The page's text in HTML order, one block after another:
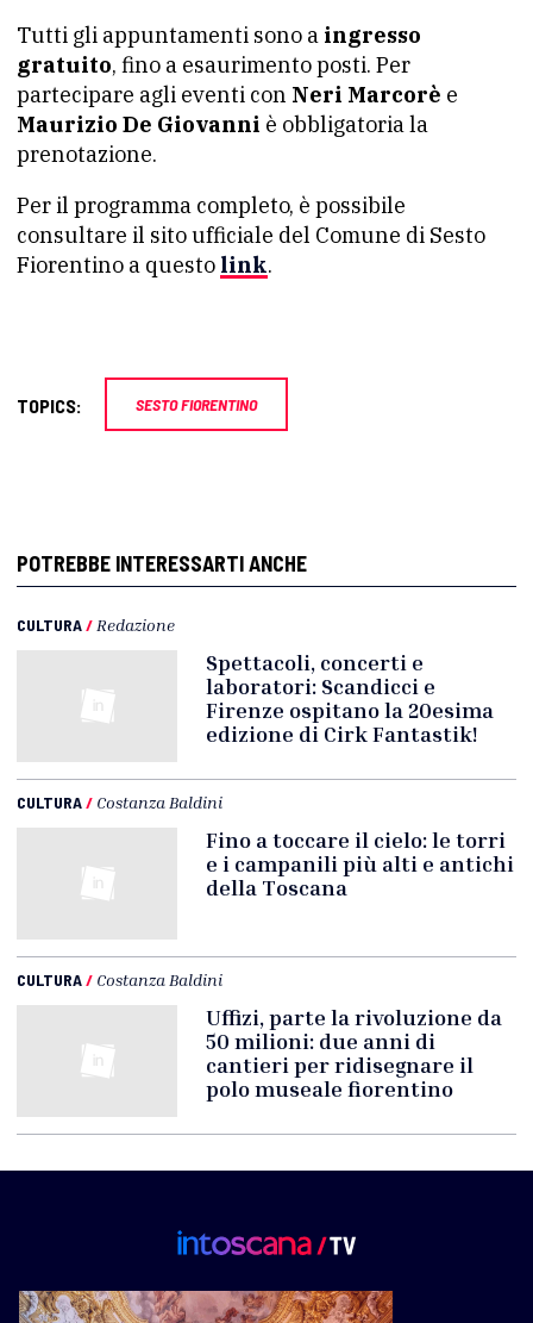
Tutti gli appuntamenti sono a ingresso
gratuito, fino a esaurimento posti. Per
partecipare agli eventi con Neri Marcorè e
Maurizio De Giovanni è obbligatoria la
prenotazione.
Per il programma completo, è possibile
consultare il sito ufficiale del Comune di Sesto
Fiorentino a questo link.
TOPICS: SESTO FIORENTINO
POTREBBE INTERESSARTI ANCHE
CULTURA/ Redazione
Spettacoli, concerti e
laboratori: Scandicci e
Firenze ospitano la 20esima
edizione di Cirk Fantastik!
CULTURA/ Costanza Baldini
Fino a toccare il cielo: le torri
e i campanili più alti e antichi
della Toscana
CULTURA/ Costanza Baldini
Uffizi, parte la rivoluzione da
50 milioni: due anni di
cantieri per ridisegnare il
polo museale fiorentino